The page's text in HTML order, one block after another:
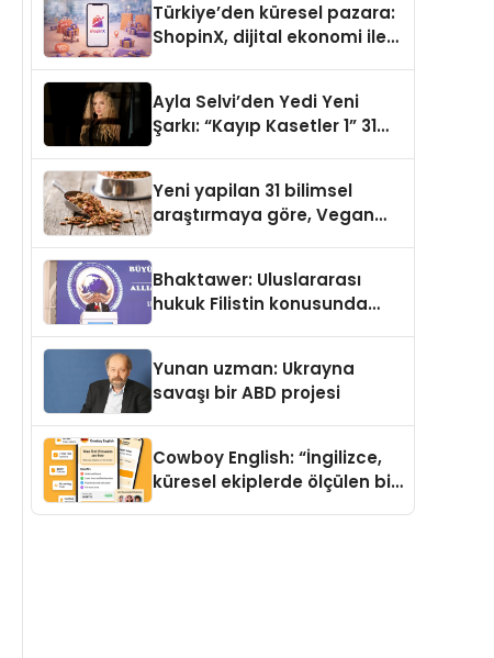
Türkiye’den küresel pazara:
ShopinX, dijital ekonomi ile
Ayla Selvi’den Yedi Yeni
Şarkı: “Kayıp Kasetler 1” 31
Yeni yapilan 31 bilimsel
araştırmaya göre, Vegan
Sindirildiğini Ortaya Koydu
Bhaktawer: Uluslararası
hukuk Filistin konusunda
Yunan uzman: Ukrayna
savaşı bir ABD projesi
Cowboy English: “İngilizce,
küresel ekiplerde ölçülen bir